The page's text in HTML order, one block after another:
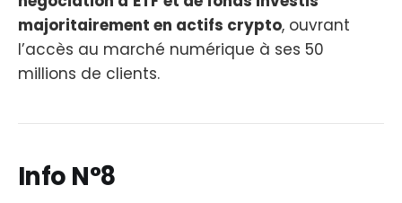
majoritairement en actifs crypto, ouvrant
l’accès au marché numérique à ses 50
millions de clients.
Info N°8